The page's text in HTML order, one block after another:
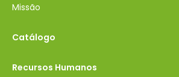
Missão
Catálogo
Recursos Humanos